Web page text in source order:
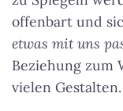
offenbart und
etwas mit uns
Beziehung zum
vielen Gestalten.